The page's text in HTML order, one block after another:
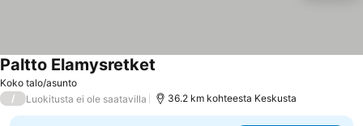
Koko talo/asunto
Paltto Elamysretket
/ Luokitusta ei ole saatavilla 36.2 km kohteesta Keskusta